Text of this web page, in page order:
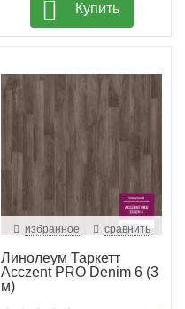
Купить
избранное сравнить
Линолеум Таркетт
Acczent PRO Denim 6 (3
м)